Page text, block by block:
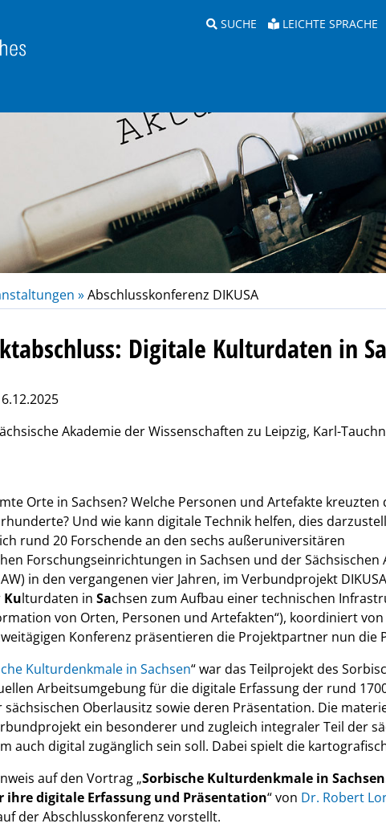
SUCHE LEICHTE SPRACHE
»Abschlusskonferenz DIKUSA
Digitale Kulturdaten in
Akademie der Wissenschaften zu Leipzig, Karl-
Orte in Sachsen? Welche Personen und Artefakte
Und wie kann digitale Technik helfen, dies
rund 20 Forschende an den sechs außeruniversitären
Forschungseinrichtungen in Sachsen und der Sächsischen
in den vergangenen vier Jahren, im Verbundprojekt DIKUSA
Kulturdaten in Sachsen zum Aufbau einer technischen
von Orten, Personen und Artefakten“), koordiniert von
Konferenz präsentieren die Projektpartner nun die
Kulturdenkmale in Sachsen“ war das Teilprojekt des
Arbeitsumgebung für die digitale Erfassung der rund
Oberlausitz sowie deren Präsentation. Die
ein besonderer und zugleich integraler Teil der
auch digital zugänglich sein soll. Dabei spielt die
auf den Vortrag „Sorbische Kulturdenkmale in
ihre digitale Erfassung und Präsentation“ von Dr. Robert
der Abschlusskonferenz vorstellt.